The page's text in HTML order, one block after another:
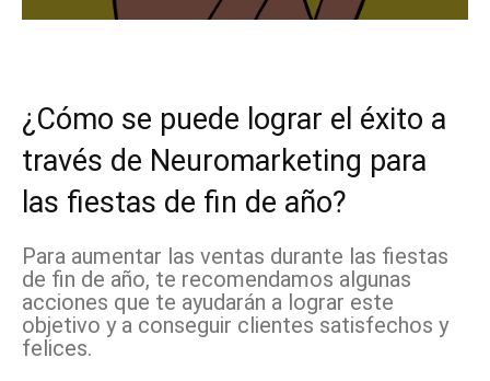
¿Cómo se puede lograr el éxito a
través de Neuromarketing para
las fiestas de fin de año?
Para aumentar las ventas durante las fiestas
de fin de año, te recomendamos algunas
acciones que te ayudarán a lograr este
objetivo y a conseguir clientes satisfechos y
felices.